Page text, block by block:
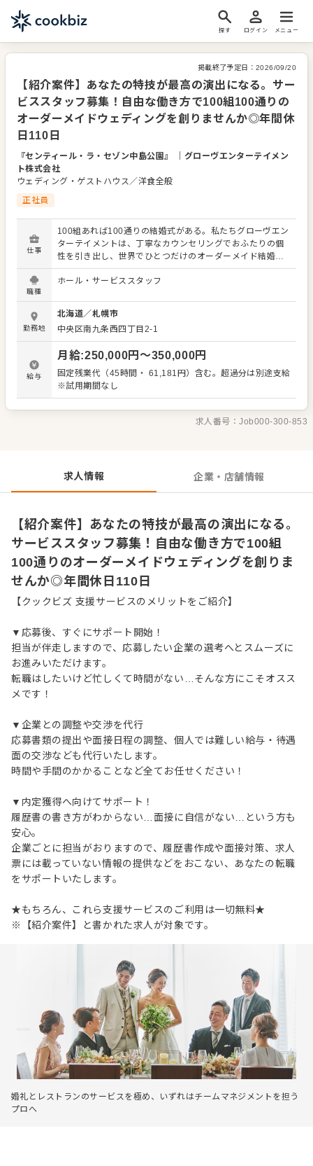
探す ログイン メニュー
掲載終了予定日： 2026/09/20
【紹介案件】あなたの特技が最高の演出になる。サー
ビススタッフ募集！自由な働き方で100組100通りの
オーダーメイドウェディングを創りませんか◎年間休
日110日
『センティール・ラ・セゾン中島公園』
グローヴエンターテイメン
ト株式会社
ウェディング・ゲストハウス／洋食全般
正社員
仕事
100組あれば100通りの結婚式がある。私たちグローヴエン
ターテイメントは、丁寧なカウンセリングでおふたりの個
性を引き出し、世界でひとつだけのオーダーメイド結婚式
を展開しています。今回は、ブライダル施設「センティー
ル・ラ・セゾン中島公園」と「センティール・ラ・セゾン
す。 お任せするのは、結婚式当日の運営や婚礼プロデュー
ス。さらにレストランも運営しているため、婚礼とレスト
ランの両方のハイレベルなサービスを経験できます。将来
的には、売上や数値の管理、チームマネジメント、人材育
成といった運営のコア業務まで手掛けていただきます。 当
社の主役は、働くスタッフ一人ひとりです。 ・ソムリエや
バリスタの技術を活かす ・バルーンアートやチョークアー
方を会社を挙げて応援・支援します。 社歴に関係なく、手
を挙げた人にはチャンスを提供し、成果に応じてしっかり
という言葉をいただける大きなやりがいが待っています。
私たちと一緒に、最高の現場を創りませんか。
職種
ホール・サービススタッフ
勤務地
北海道／札幌市
中央区南九条⻄四丁⽬2-1
給与
月給:250,000円〜350,000円
固定残業代（45時間・ 61,181円）含む。超過分は別途支給
※試用期間なし
求人番号：Job000-300-853
求人情報 企業・店舗情報
【紹介案件】あなたの特技が最高の演出になる。
サービススタッフ募集！自由な働き方で100組
100通りのオーダーメイドウェディングを創りま
せんか◎年間休日110日
【クックビズ 支援サービスのメリットをご紹介】
▼応募後、すぐにサポート開始！
担当が伴走しますので、応募したい企業の選考へとスムーズに
お進みいただけます。
転職はしたいけど忙しくて時間がない…そんな方にこそオスス
メです！
▼企業との調整や交渉を代行
応募書類の提出や面接日程の調整、個人では難しい給与・待遇
面の交渉なども代行いたします。
時間や手間のかかることなど全てお任せください！
▼内定獲得へ向けてサポート！
履歴書の書き方がわからない…面接に自信がない…という方も
安心。
企業ごとに担当がおりますので、履歴書作成や面接対策、求人
票には載っていない情報の提供などをおこない、あなたの転職
をサポートいたします。
★もちろん、これら支援サービスのご利用は一切無料★
※【紹介案件】と書かれた求人が対象です。
婚礼とレストランのサービスを極め、いずれはチームマネジメントを担う
プロへ